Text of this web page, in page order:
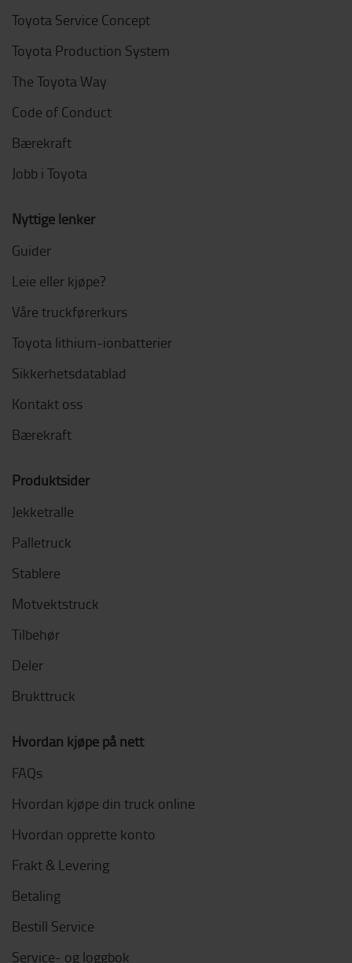
Toyota Service Concept
Toyota Production System
The Toyota Way
Code of Conduct
Bærekraft
Jobb i Toyota
Nyttige lenker
Guider
Leie eller kjøpe?
Våre truckførerkurs
Toyota lithium-ionbatterier
Sikkerhetsdatablad
Kontakt oss
Bærekraft
Produktsider
Jekketralle
Palletruck
Stablere
Motvektstruck
Tilbehør
Deler
Brukttruck
Hvordan kjøpe på nett
FAQs
Hvordan kjøpe din truck online
Hvordan opprette konto
Frakt & Levering
Betaling
Bestill Service
Service- og loggbok